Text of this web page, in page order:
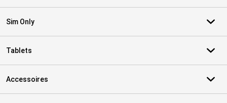
Sim Only
Tablets
Accessoires